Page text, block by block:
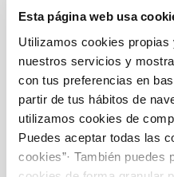
Esta página web usa
Utilizamos cookies
nuestros servicios y
con tus preferencias en
partir de tus hábitos de
utilizamos cookies de
Puedes aceptar todas las
cookies”· También puedes
intervención.
Canal de información y